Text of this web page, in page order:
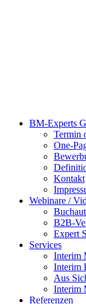
BM-Experts
Termin
One-
Kontakt
Webinare /
B2B-
Expert
Services
Interim
Interim
Aus
Interim
Referenzen